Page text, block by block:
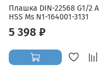
Плашка DIN-22568 G1/2 A
HSS Ms N1-164001-3131
5 398 ₽